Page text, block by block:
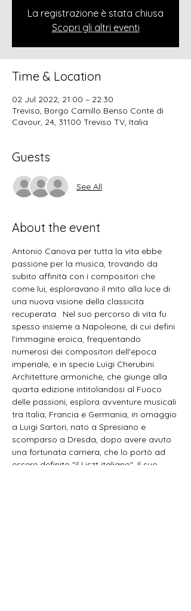
La registrazione è stata chiusa
Scopri gli altri eventi
Time & Location
02 Jul 2022, 21:00 – 22:30
Treviso, Borgo Camillo Benso Conte di
Cavour, 24, 31100 Treviso TV, Italia
Guests
See All
About the event
Antonio Canova per tutta la vita ebbe
passione per la musica, trovando da
subito affinità con i compositori che
come lui, esploravano il mito alla luce di
una nuova visione della classicità
recuperata.  Nel suo percorso di vita fu
spesso insieme a Napoleone, di cui defini
l'immagine eroica, frequentando
numerosi dei compositori dell'epoca
imperiale, e in specie Luigi Cherubini.
Architetture armoniche, che giunge alla
quarta edizione intitolandosi al Fuoco
delle passioni, esplora avventure musicali
tra Italia, Francia e Germania, in omaggio
a Luigi Sartori, nato a Spresiano e
scomparso a Dresda, dopo avere avuto
una fortunata carriera, che lo portò ad
essere definito "il Liszt italiano". Il suo